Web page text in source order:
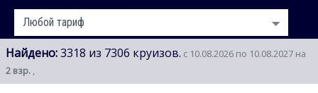
Найдено:3318 из 7306 круизов. с 10.08.2026 по 10.08.2027 на
2 взр. ,